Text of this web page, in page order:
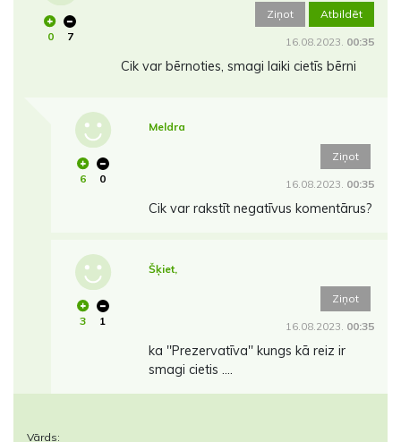
0 7
Ziņot Atbildēt
16.08.2023. 00:35
Cik var bērnoties, smagi laiki cietīs bērni
6 0
Meldra
Ziņot
16.08.2023. 00:35
Cik var rakstīt negatīvus komentārus?
3 1
Šķiet,
Ziņot
16.08.2023. 00:35
ka ''Prezervatīva'' kungs kā reiz ir
smagi cietis ....
Vārds: